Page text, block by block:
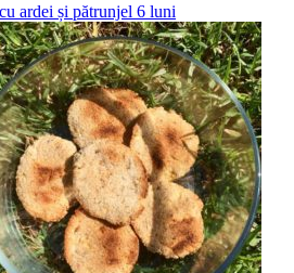
ardei și pătrunjel 6 luni